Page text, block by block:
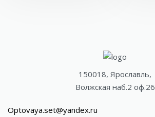
150018, Ярославль,
Волжская наб.2 оф.26
Optovaya.set@yandex.ru